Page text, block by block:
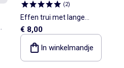
(2)
Effen trui met lange
mouwen
€ 8,00
In winkelmandje